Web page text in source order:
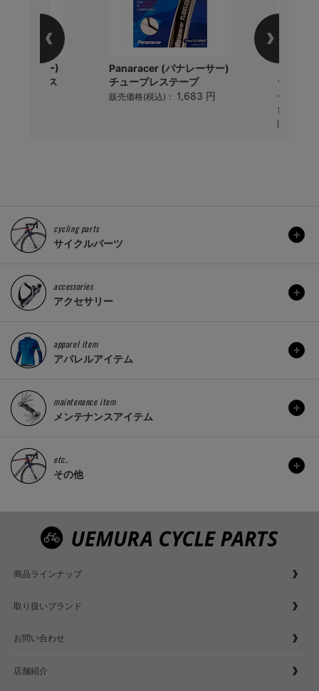
レーサー)
クロクロス
Panaracer (パナレーサー)
チューブレステープ
販売価格(税込)： 1,683 円
ラ)
イレク
台
販売価格(
cycling parts
サイクルパーツ
accessories
アクセサリー
apparel item
アパレルアイテム
maintenance item
メンテナンスアイテム
etc..
その他
商品ラインナップ
取り扱いブランド
お問い合わせ
店舗紹介